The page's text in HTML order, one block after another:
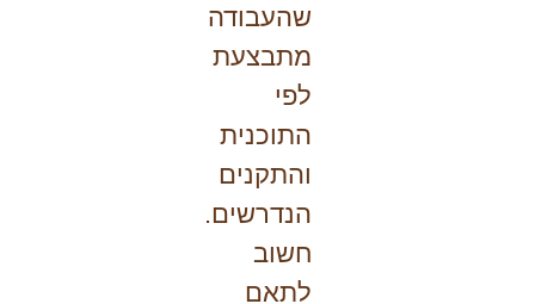
שהעבודה
מתבצעת
לפי
התוכנית
והתקנים
הנדרשים.
חשוב
לתאם